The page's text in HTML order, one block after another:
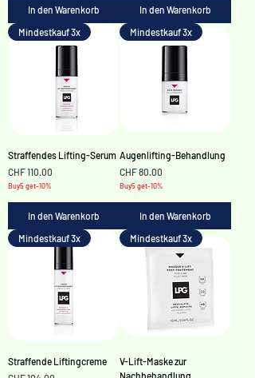
In den Warenkorb
In den Warenkorb
Mindestkauf 3x
Straffendes Lifting-Serum
Preis
CHF 110.00
Buy5 get-10%
In den Warenkorb
Mindestkauf 3x
Augenlifting-Behandlung
Preis
CHF 80.00
Buy5 get-10%
In den Warenkorb
Mindestkauf 3x
Straffende Liftingcreme
Mindestkauf 3x
V-Lift-Maske zur
Nachbehandlung